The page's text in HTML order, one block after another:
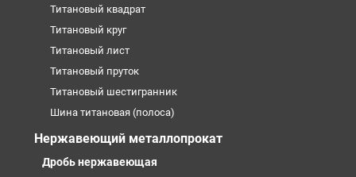
Титановый квадрат
Титановый круг
Титановый лист
Титановый пруток
Титановый шестигранник
Шина титановая (полоса)
Нержавеющий металлопрокат
Дробь нержавеющая